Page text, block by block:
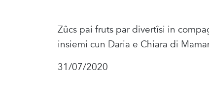
Zûcs pai fruts par divertîsi in
insiemi cun Daria e Chiara di
31/07/2020